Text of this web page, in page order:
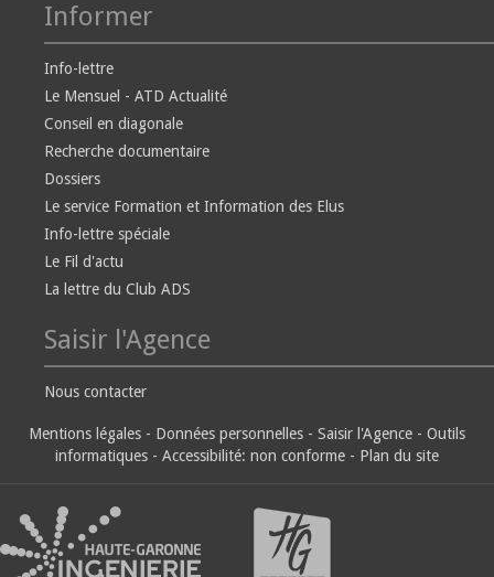
Informer
Info-lettre
Le Mensuel - ATD Actualité
Conseil en diagonale
Recherche documentaire
Dossiers
Le service Formation et Information des Elus
Info-lettre spéciale
Le Fil d'actu
La lettre du Club ADS
Saisir l'Agence
Nous contacter
Mentions légales - Données personnelles - Saisir l'Agence - Outils
informatiques - Accessibilité: non conforme - Plan du site